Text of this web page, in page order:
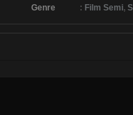
Genre
: Film Semi,